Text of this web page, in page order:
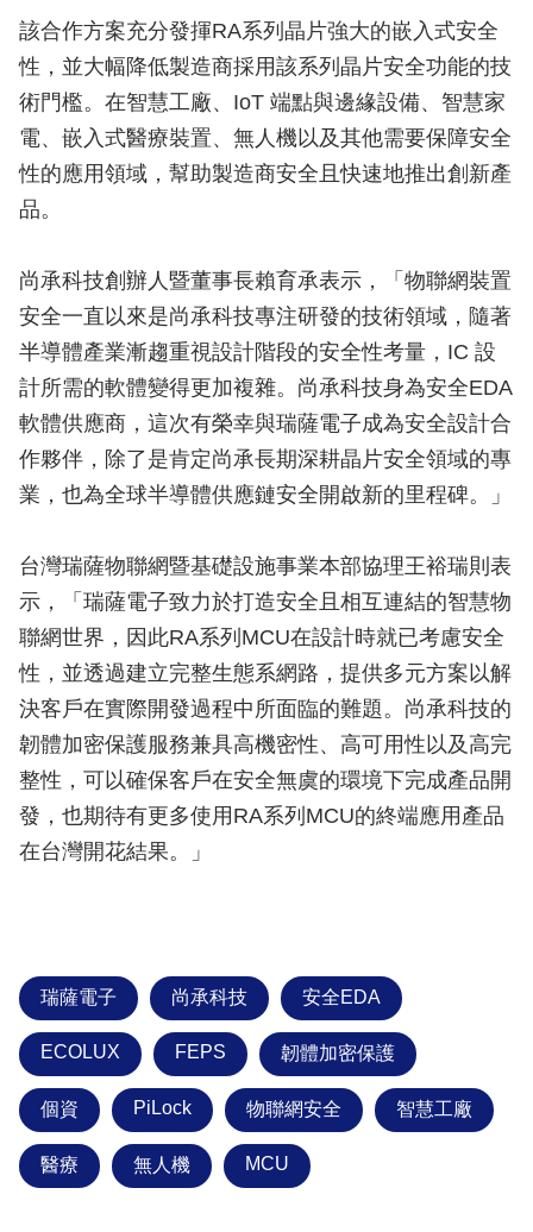
該合作方案充分發揮RA系列晶片強大的嵌入式安全
性，並大幅降低製造商採用該系列晶片安全功能的技
術門檻。在智慧工廠、IoT 端點與邊緣設備、智慧家
電、嵌入式醫療裝置、無人機以及其他需要保障安全
性的應用領域，幫助製造商安全且快速地推出創新產
品。
尚承科技創辦人暨董事長賴育承表示，「物聯網裝置
安全一直以來是尚承科技專注研發的技術領域，隨著
半導體產業漸趨重視設計階段的安全性考量，IC 設
計所需的軟體變得更加複雜。尚承科技身為安全EDA
軟體供應商，這次有榮幸與瑞薩電子成為安全設計合
作夥伴，除了是肯定尚承長期深耕晶片安全領域的專
業，也為全球半導體供應鏈安全開啟新的里程碑。」
台灣瑞薩物聯網暨基礎設施事業本部協理王裕瑞則表
示，「瑞薩電子致力於打造安全且相互連結的智慧物
聯網世界，因此RA系列MCU在設計時就已考慮安全
性，並透過建立完整生態系網路，提供多元方案以解
決客戶在實際開發過程中所面臨的難題。尚承科技的
韌體加密保護服務兼具高機密性、高可用性以及高完
整性，可以確保客戶在安全無虞的環境下完成產品開
發，也期待有更多使用RA系列MCU的終端應用產品
在台灣開花結果。」
瑞薩電子 尚承科技 安全EDA
ECOLUX FEPS 韌體加密保護
個資 PiLock 物聯網安全 智慧工廠
醫療 無人機 MCU